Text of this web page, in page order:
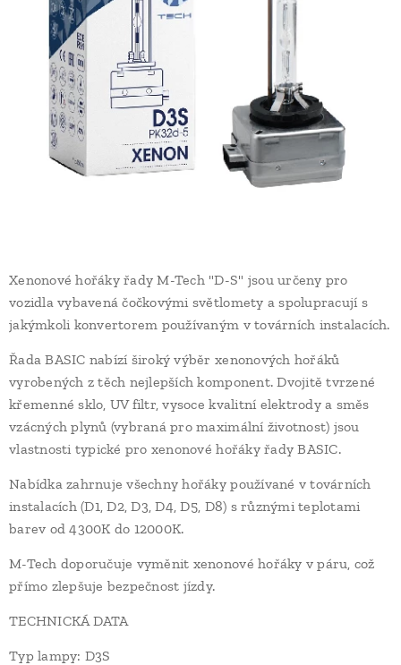
Xenonové hořáky řady M-Tech "D-S" jsou určeny pro
vozidla vybavená čočkovými světlomety a spolupracují s
jakýmkoli konvertorem používaným v továrních instalacích.
Řada BASIC nabízí široký výběr xenonových hořáků
vyrobených z těch nejlepších komponent. Dvojitě tvrzené
křemenné sklo, UV filtr, vysoce kvalitní elektrody a směs
vzácných plynů (vybraná pro maximální životnost) jsou
vlastnosti typické pro xenonové hořáky řady BASIC.
Nabídka zahrnuje všechny hořáky používané v továrních
instalacích (D1, D2, D3, D4, D5, D8) s různými teplotami
barev od 4300K ​​do 12000K.
M-Tech doporučuje vyměnit xenonové hořáky v páru, což
přímo zlepšuje bezpečnost jízdy.
TECHNICKÁ DATA
Typ lampy: D3S